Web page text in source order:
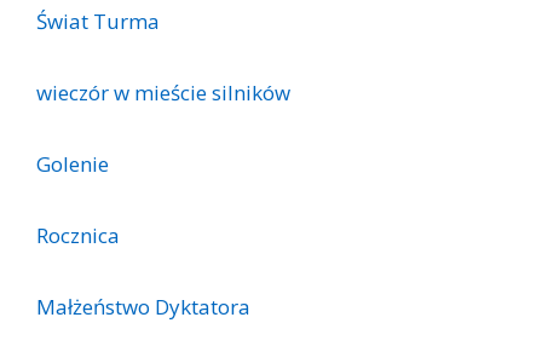
Świat Turma
wieczór w mieście silników
Golenie
Rocznica
Małżeństwo Dyktatora